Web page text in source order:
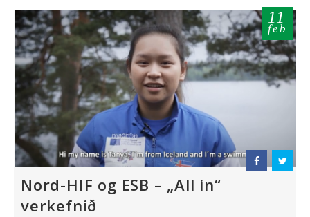
11
feb
Nord-HIF og ESB – „All in“
verkefnið